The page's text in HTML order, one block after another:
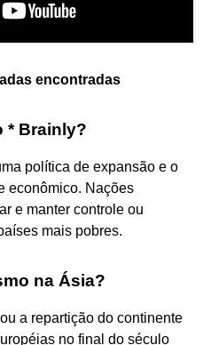
encontradas
* Brainly?
política de expansão e o
econômico. Nações
e manter controle ou
mais pobres.
na Ásia?
a repartição do continente
no final do século